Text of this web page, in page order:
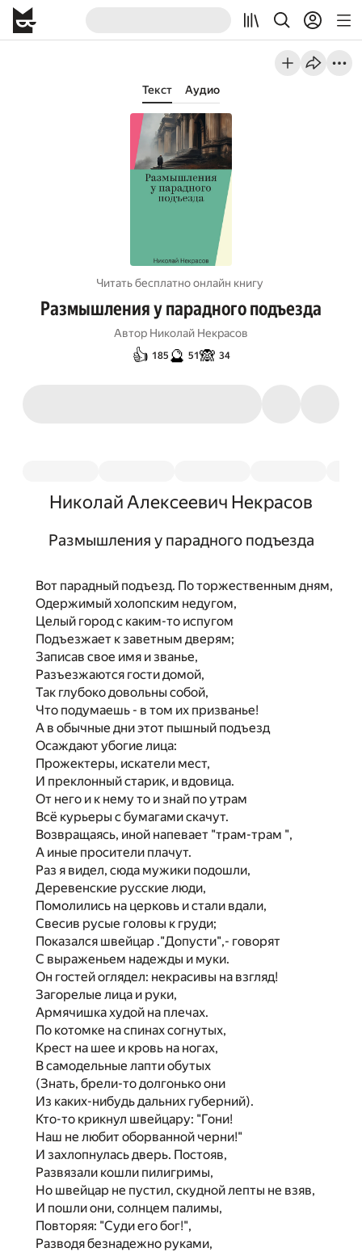
Текст Аудио
Читать бесплатно онлайн книгу
Размышления у парадного подъезда
Автор Николай Некрасов
👍 185 🔮 51🙈 34
Николай Алексеевич Некрасов
Размышления у парадного подъезда
Вот парадный подъезд. По торжественным дням,
Одержимый холопским недугом,
Целый город с каким-то испугом
Подъезжает к заветным дверям;
Записав свое имя и званье,
Разъезжаются гости домой,
Так глубоко довольны собой,
Что подумаешь - в том их призванье!
А в обычные дни этот пышный подъезд
Осаждают убогие лица:
Прожектеры, искатели мест,
И преклонный старик, и вдовица.
От него и к нему то и знай по утрам
Всё курьеры с бумагами скачут.
Возвращаясь, иной напевает "трам-трам ",
А иные просители плачут.
Раз я видел, сюда мужики подошли,
Деревенские русские люди,
Помолились на церковь и стали вдали,
Свесив русые головы к груди;
Показался швейцар ."Допусти",- говорят
С выраженьем надежды и муки.
Он гостей оглядел: некрасивы на взгляд!
Загорелые лица и руки,
Армячишка худой на плечах.
По котомке на спинах согнутых,
Крест на шее и кровь на ногах,
В самодельные лапти обутых
(Знать, брели-то долгонько они
Из каких-нибудь дальних губерний).
Кто-то крикнул швейцару: "Гони!
Наш не любит оборванной черни!"
И захлопнулась дверь. Постояв,
Развязали кошли пилигримы,
Но швейцар не пустил, скудной лепты не взяв,
И пошли они, солнцем палимы,
Повторяя: "Суди его бог!",
Разводя безнадежно руками,